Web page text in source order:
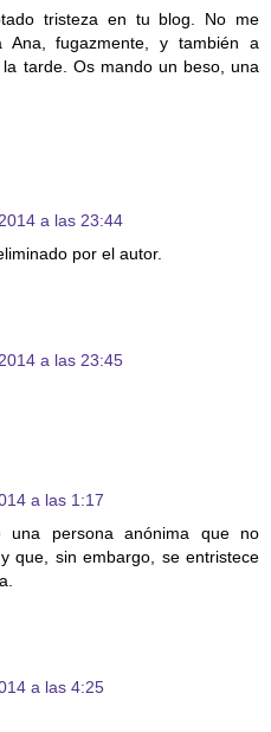
tristeza en tu blog. No me
Ana, fugazmente, y también a
tarde. Os mando un beso, una
a las 23:44
por el autor.
a las 23:45
a las 1:17
una persona anónima que no
que, sin embargo, se entristece
a las 4:25